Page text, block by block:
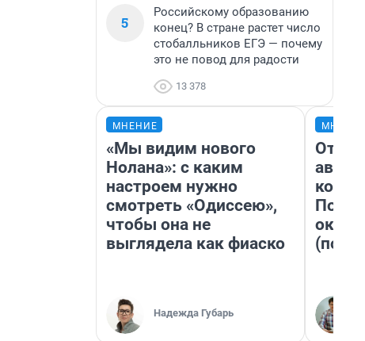
5
Российскому образованию
конец? В стране растет число
стобалльников ЕГЭ — почему
это не повод для радости
13 378
МНЕНИЕ
«Мы видим нового
Нолана»: с каким
настроем нужно
смотреть «Одиссею»,
чтобы она не
выглядела как фиаско
Надежда Губарь
От